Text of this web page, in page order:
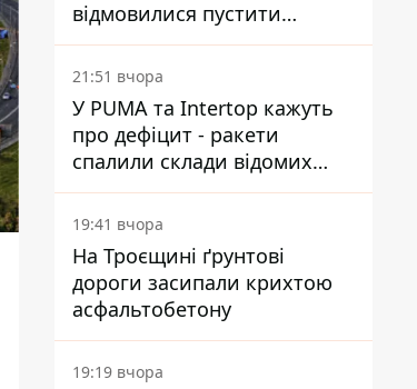
відмовилися пустити
комісію з охорони пам'яток
на територію
21:51 вчора
У PUMA та Intertop кажуть
про дефіцит - ракети
спалили склади відомих
брендів
19:41 вчора
На Троєщині ґрунтові
дороги засипали крихтою
асфальтобетону
19:19 вчора